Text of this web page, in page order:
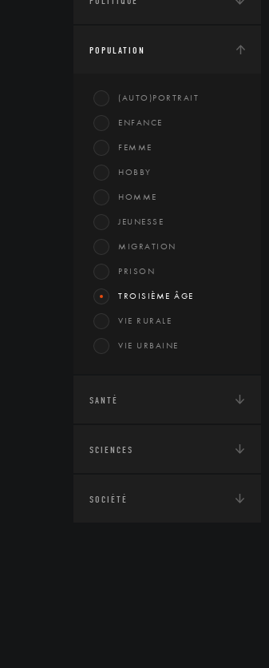
POPULATION
(AUTO)PORTRAIT
ENFANCE
FEMME
HOBBY
HOMME
JEUNESSE
MIGRATION
PRISON
TROISIÈME ÂGE
VIE RURALE
VIE URBAINE
SANTÉ
SCIENCES
SOCIÉTÉ